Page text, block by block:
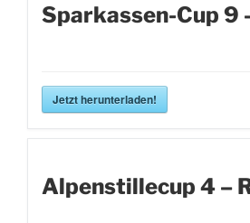
Sparkassen-Cup 9
Jetzt herunterladen!
Alpenstillecup 4 –